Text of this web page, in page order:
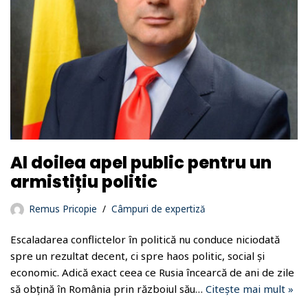
Al doilea apel public pentru un
armistițiu politic
Remus Pricopie Câmpuri de expertiză
Escaladarea conflictelor în politică nu conduce niciodată
spre un rezultat decent, ci spre haos politic, social și
economic. Adică exact ceea ce Rusia încearcă de ani de zile
să obțină în România prin războiul său… Citește mai mult »